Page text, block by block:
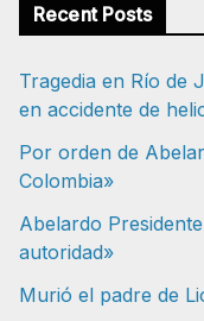
Recent Posts
Tragedia en Río de
en accidente de
Por orden de
Colombia»
Abelardo
autoridad»
Murió el padre de